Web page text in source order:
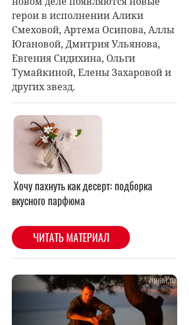
герои в исполнении Алики
Смеховой, Артема Осипова, Аллы
Югановой, Дмитрия Ульянова,
Евгения Сидихина, Ольги
Тумайкиной, Елены Захаровой и
других звезд.